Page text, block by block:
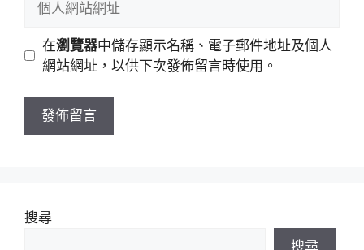
址
站
址
在瀏覽器中儲存顯示名稱、電子郵件地址及個人
網站網址，以供下次發佈留言時使用。
搜尋
搜尋